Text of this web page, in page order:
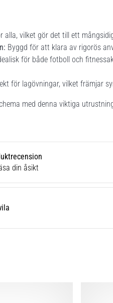
alla, vilket gör det till ett
Byggd för att klara av rigorös
för både fotboll och
för lagövningar, vilket främjar
med denna viktiga
din åsikt